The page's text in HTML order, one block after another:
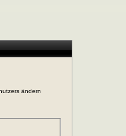
ändern